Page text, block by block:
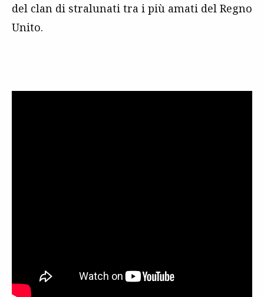
del clan di stralunati tra i più amati del Regno
Unito.